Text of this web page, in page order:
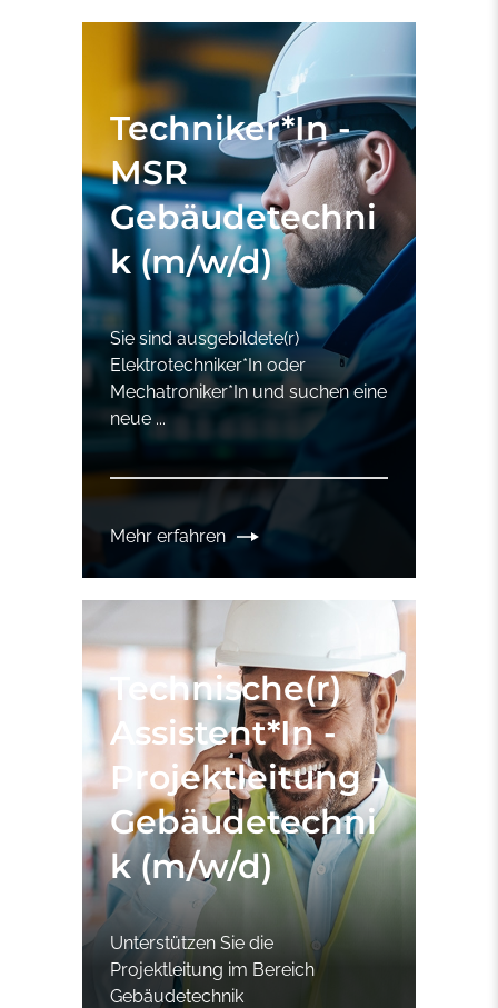
Techniker*In -
MSR
Gebäudetechni
k (m/w/d)
Sie sind ausgebildete(r)
Elektrotechniker*In oder
Mechatroniker*In und suchen eine
neue ...
Mehr erfahren
Technische(r)
Assistent*In -
Projektleitung -
Gebäudetechni
k (m/w/d)
Unterstützen Sie die
Projektleitung im Bereich
Gebäudetechnik